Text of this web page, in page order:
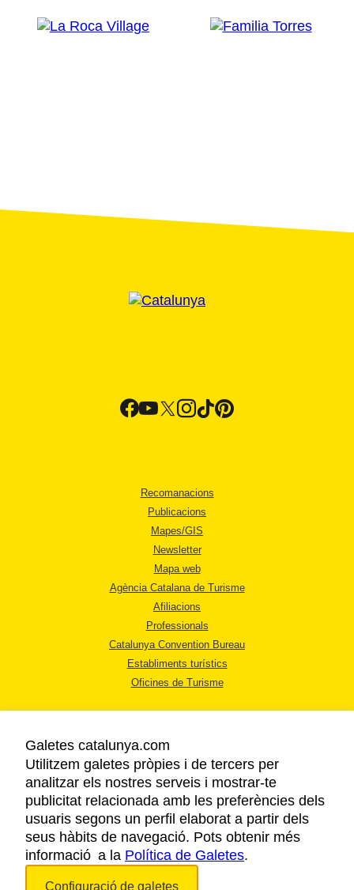
Recomanacions
Publicacions
Mapes/GIS
Newsletter
Mapa web
Agència Catalana de Turisme
Afiliacions
Professionals
Catalunya Convention Bureau
Establiments turístics
Oficines de Turisme
AVÍS LEGAL
POLÍTICA DE PRIVACITAT
COOKIES
ACCESSIBILITAT
Galetes catalunya.com
Utilitzem galetes pròpies i de tercers per
analitzar els nostres serveis i mostrar-te
publicitat relacionada amb les preferències dels
usuaris segons un perfil elaborat a partir dels
seus hàbits de navegació. Pots obtenir més
informació a la Política de Galetes.
Configuració de galetes